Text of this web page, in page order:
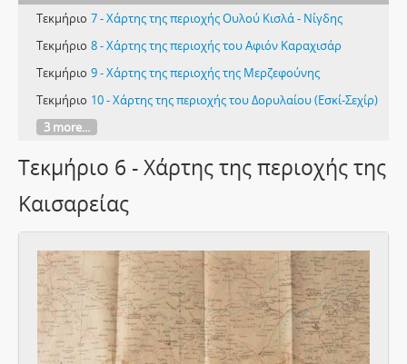
Τεκμήριο 7 - Χάρτης της περιοχής Ουλού Κισλά - Νίγδης
Τεκμήριο 8 - Χάρτης της περιοχής του Αφιόν Καραχισάρ
Τεκμήριο 9 - Χάρτης της περιοχής της Μερζεφούνης
Τεκμήριο 10 - Χάρτης της περιοχής του Δορυλαίου (Εσκί-Σεχίρ)
3 more...
Τεκμήριο 6 - Χάρτης της περιοχής της
Καισαρείας